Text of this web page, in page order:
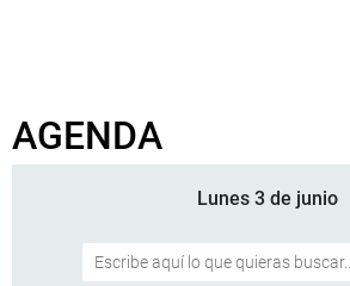
AGENDA
Lunes 3 de junio